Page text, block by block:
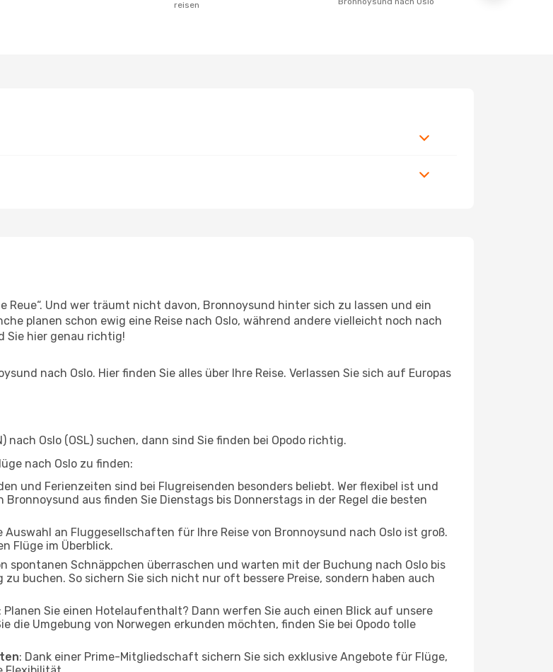
reisen
Reue“. Und wer träumt nicht davon, Bronnoysund hinter sich zu lassen und ein
planen schon ewig eine Reise nach Oslo, während andere vielleicht noch nach
Sie hier genau richtig!
nach Oslo. Hier finden Sie alles über Ihre Reise. Verlassen Sie sich auf Europas
Oslo (OSL) suchen, dann sind Sie finden bei Opodo richtig.
nach Oslo zu finden:
und Ferienzeiten sind bei Flugreisenden besonders beliebt. Wer flexibel ist und
aus finden Sie Dienstags bis Donnerstags in der Regel die besten
Auswahl an Fluggesellschaften für Ihre Reise von Bronnoysund nach Oslo ist groß.
Flüge im Überblick.
spontanen Schnäppchen überraschen und warten mit der Buchung nach Oslo bis
buchen. So sichern Sie sich nicht nur oft bessere Preise, sondern haben auch
: Planen Sie einen Hotelaufenthalt? Dann werfen Sie auch einen Blick auf unsere
die Umgebung von Norwegen erkunden möchten, finden Sie bei Opodo tolle
: Dank einer Prime-Mitgliedschaft sichern Sie sich exklusive Angebote für Flüge,